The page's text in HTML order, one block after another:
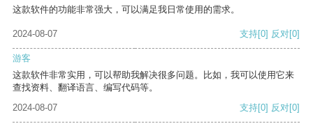
这款软件的功能非常强大，可以满足我日常使用的需求。
2024-08-07 支持[0] 反对[0]
游客
这款软件非常实用，可以帮助我解决很多问题。比如，我可以使用它来
查找资料、翻译语言、编写代码等。
2024-08-07
支持[0] 反对[0]